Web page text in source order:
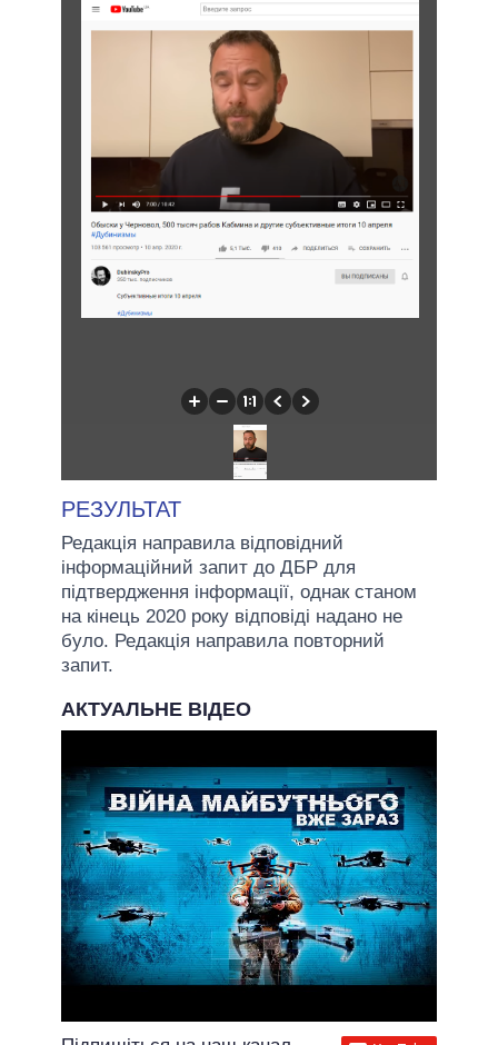
РЕЗУЛЬТАТ
Редакція направила відповідний
інформаційний запит до ДБР для
підтвердження інформації, однак станом
на кінець 2020 року відповіді надано не
було. Редакція направила повторний
запит.
АКТУАЛЬНЕ ВІДЕО